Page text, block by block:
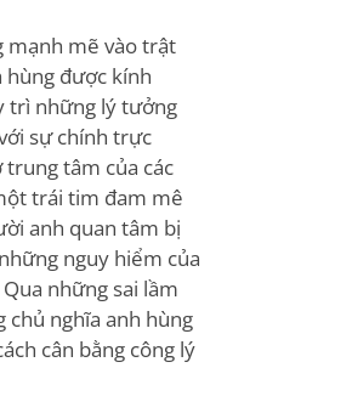
mạnh mẽ vào trật
được kính
trì những lý tưởng
sự chính trực
tâm của các
trái tim đam mê
anh quan tâm bị
nguy hiểm của
những sai lầm
chủ nghĩa anh hùng
cân bằng công lý